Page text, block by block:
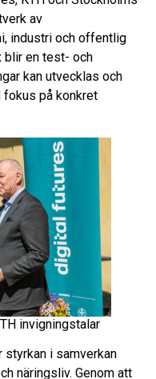
av
industri och offentlig
blir en test- och
kan utvecklas och
på konkret
invigningstalar
styrkan i samverkan
näringsliv. Genom att